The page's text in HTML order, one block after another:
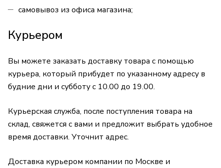
самовывоз из офиса магазина;
Курьером
Вы можете заказать доставку товара с помощью
курьера, который прибудет по указанному адресу в
будние дни и субботу с 10.00 до 19.00.
Курьерская служба, после поступления товара на
склад, свяжется с вами и предложит выбрать удобное
время доставки. Уточнит адрес.
Доставка курьером компании по Москве и